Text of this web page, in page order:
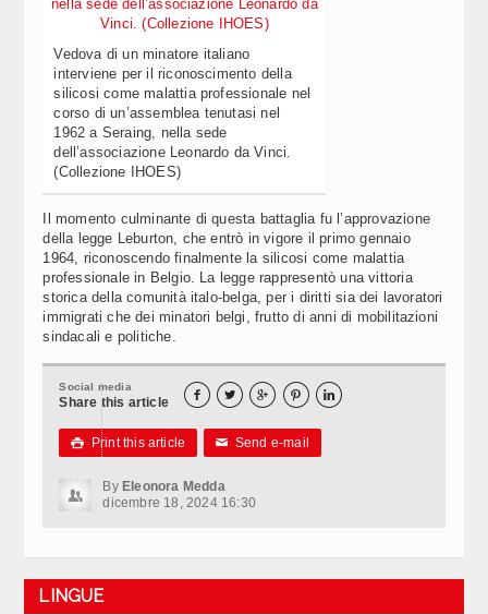
Vedova di un minatore italiano
interviene per il riconoscimento della
silicosi come malattia professionale nel
corso di un’assemblea tenutasi nel
1962 a Seraing, nella sede
dell’associazione Leonardo da Vinci.
(Collezione IHOES)
Il momento culminante di questa battaglia fu l’approvazione
della legge Leburton, che entrò in vigore il primo gennaio
1964, riconoscendo finalmente la silicosi come malattia
professionale in Belgio. La legge rappresentò una vittoria
storica della comunità italo-belga, per i diritti sia dei lavoratori
immigrati che dei minatori belgi, frutto di anni di mobilitazioni
sindacali e politiche.
Social media
Share this article     
 Print this article ✉ Send e-mail
By Eleonora Medda
dicembre 18, 2024 16:30
LINGUE